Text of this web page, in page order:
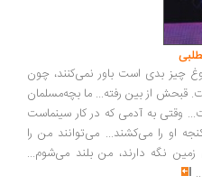
بدی است باور نمی‌کنند، چون
بین رفته... ما بچه‌مسلمان
به آدمی که در کار سینماست
را می‌کشند... می‌توانند من را
دارند، من بلند می‌شوم...